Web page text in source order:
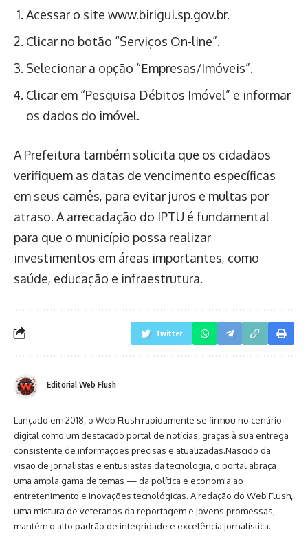
Acessar o site www.birigui.sp.gov.br.
Clicar no botão “Serviços On-line”.
Selecionar a opção “Empresas/Imóveis”.
Clicar em “Pesquisa Débitos Imóvel” e informar
os dados do imóvel.
A Prefeitura também solicita que os cidadãos
verifiquem as datas de vencimento específicas
em seus carnês, para evitar juros e multas por
atraso. A arrecadação do IPTU é fundamental
para que o município possa realizar
investimentos em áreas importantes, como
saúde, educação e infraestrutura.
Twitter
Editorial Web Flush
Lançado em 2018, o Web Flush rapidamente se firmou no cenário
digital como um destacado portal de notícias, graças à sua entrega
consistente de informações precisas e atualizadas.Nascido da
visão de jornalistas e entusiastas da tecnologia, o portal abraça
uma ampla gama de temas — da política e economia ao
entretenimento e inovações tecnológicas. A redação do Web Flush,
uma mistura de veteranos da reportagem e jovens promessas,
mantém o alto padrão de integridade e excelência jornalística.